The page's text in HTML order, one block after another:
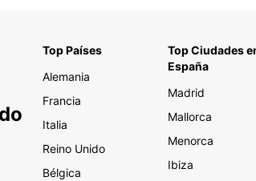
Top Países
Alemania
Francia
Italia
Reino Unido
Bélgica
Top Ciudades
España
Madrid
Mallorca
Menorca
Ibiza